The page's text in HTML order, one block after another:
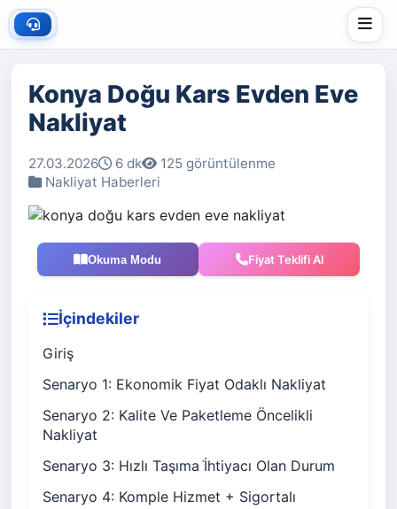
Konya Doğu Kars Evden Eve
Nakliyat
27.03.2026 6 dk
125 görüntülenme
Nakliyat Haberleri
Okuma Modu Fiyat Teklifi Al
İçindekiler
Giriş
Senaryo 1: Ekonomik Fiyat Odaklı Nakliyat
Senaryo 2: Kalite Ve Paketleme Öncelikli
Nakliyat
Senaryo 3: Hızlı Taşıma İ̇htiyacı Olan Durum
Senaryo 4: Komple Hizmet + Sigortalı